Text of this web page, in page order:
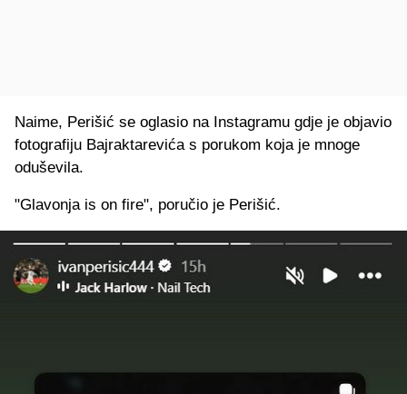
Naime, Perišić se oglasio na Instagramu gdje je objavio
fotografiju Bajraktarevića s porukom koja je mnoge
oduševila.
"Glavonja is on fire", poručio je Perišić.